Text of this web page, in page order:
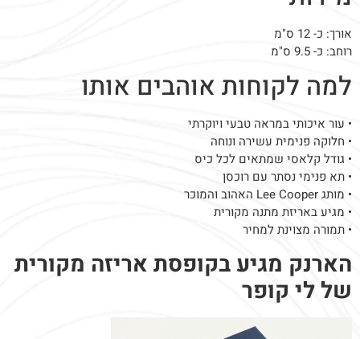
אורך: כ- 12 ס"מ
רוחב: כ- 9.5 ס"מ
למה לקוחות אוהבים אותו
• עור איכותי במראה טבעי ויוקרתי
• חלוקה פנימית עשירה ונוחה
• גודל קלאסי שמתאים לכל כיס
• תא פנימי נסתר עם רוכסן
• מותג Lee Cooper האהוב והמוכר
• מגיע באריזת מתנה מקורית
• תמורה מצוינת למחיר
הארנק מגיע בקופסת אריזה מקורית
של לי קופר